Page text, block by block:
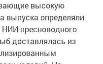
определяли
пресноводного
доставлялась из
условий. На